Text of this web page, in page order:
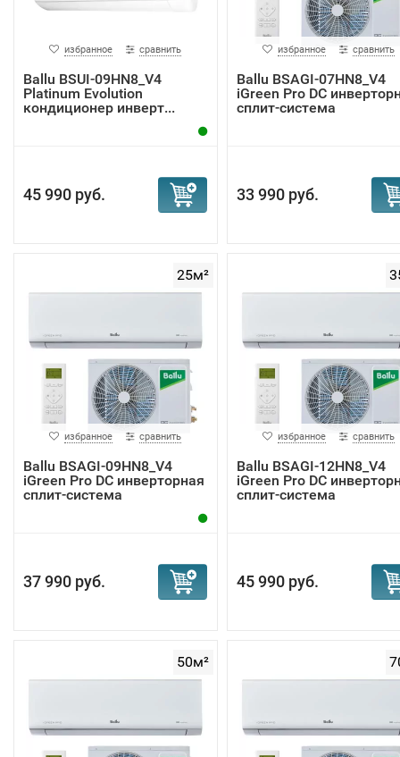
избранное сравнить
Ballu BSUI-09HN8_V4
Platinum Evolution
кондиционер инверт...
45 990 руб.
избранное сравнить
Ballu BSAGI-07HN8_V4
iGreen Pro DC
сплит-система
33 990 руб.
25м²
избранное сравнить
Ballu BSAGI-09HN8_V4
iGreen Pro DC инверторная
сплит-система
37 990 руб.
избранное сравнить
Ballu BSAGI-12HN8_V4
iGreen Pro DC
сплит-система
45 990 руб.
50м²